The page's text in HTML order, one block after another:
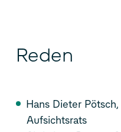
Reden
Hans Dieter
Aufsichtsrats